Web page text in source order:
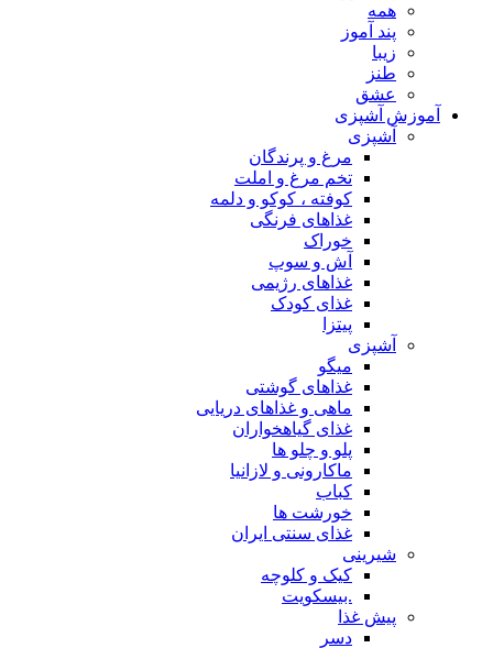
همه
پند آموز
زیبا
طنز
عشق
آموزش آشپزی
آشپزی
مرغ و پرندگان
تخم مرغ و املت
کوفته ، کوکو و دلمه
غذاهای فرنگی
خوراک
آش و سوپ
غذاهای رژیمی
غذای کودک
پیتزا
آشپزی
میگو
غذاهای گوشتی
ماهی و غذاهای دریایی
غذای گیاهخواران
پلو و چلو ها
ماکارونی و لازانیا
کباب
خورشت ها
غذای سنتی ایران
شیرینی
کیک و کلوچه
.بیسکویت
پیش غذا
دسر